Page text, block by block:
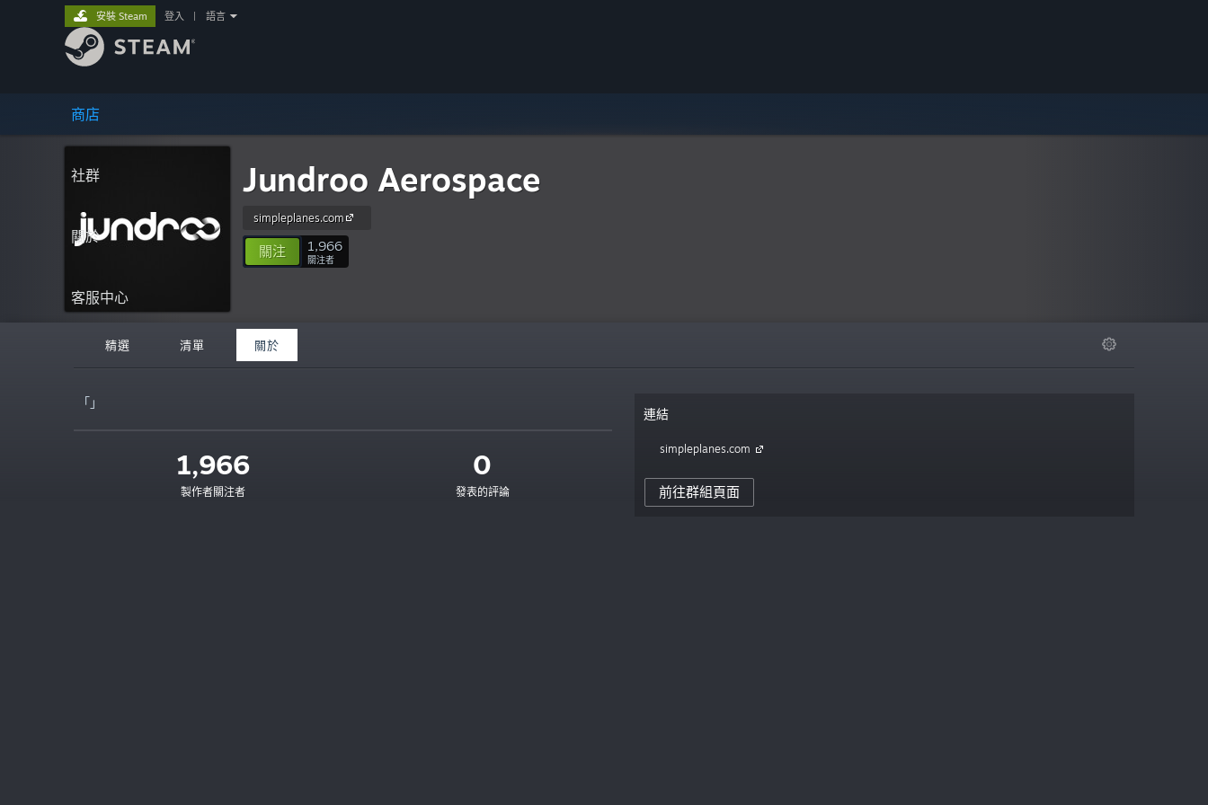
商店
社群
關於
客服中心
安裝 Steam 登入 語言
Jundroo Aerospace
simpleplanes.com
關注 1,966
關注者
精選 清單 關於
「」
1,966
製作者關注者
0
發表的評論
連結
simpleplanes.com
前往群組頁面